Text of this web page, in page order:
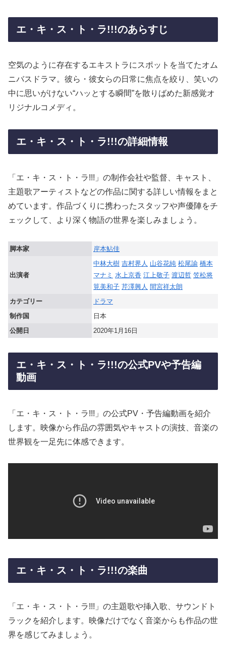
エ・キ・ス・ト・ラ!!!のあらすじ
空気のように存在するエキストラにスポットを当てたオム
ニバスドラマ。彼ら・彼女らの日常に焦点を絞り、笑いの
中に思いがけない“ハッとする瞬間”を散りばめた新感覚オ
リジナルコメディ。
エ・キ・ス・ト・ラ!!!の詳細情報
「エ・キ・ス・ト・ラ!!!」の制作会社や監督、キャスト、
主題歌アーティストなどの作品に関する詳しい情報をまと
めています。作品づくりに携わったスタッフや声優陣をチ
ェックして、より深く物語の世界を楽しみましょう。
脚本家 岸本鮎佳
出演者
中林大樹 吉村界人 山谷花純 松尾諭 橋本
マナミ 水上京香 江上敬子 渡辺哲 笠松将
筧美和子 芹澤興人 間宮祥太朗
カテゴリー
ドラマ
制作国
日本
公開日
2020年1月16日
エ・キ・ス・ト・ラ!!!の公式PVや予告編
動画
「エ・キ・ス・ト・ラ!!!」の公式PV・予告編動画を紹介
します。映像から作品の雰囲気やキャストの演技、音楽の
世界観を一足先に体感できます。
エ・キ・ス・ト・ラ!!!の楽曲
「エ・キ・ス・ト・ラ!!!」の主題歌や挿入歌、サウンドト
ラックを紹介します。映像だけでなく音楽からも作品の世
界を感じてみましょう。